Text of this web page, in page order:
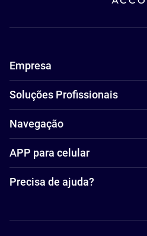
Empresa
Soluções Profissionais
Navegação
APP para celular
Precisa de ajuda?